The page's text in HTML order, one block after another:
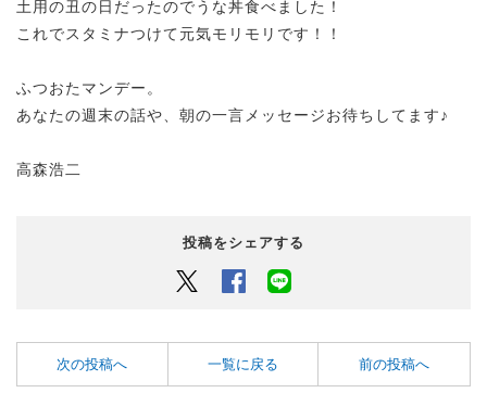
土用の丑の日だったのでうな丼食べました！
これでスタミナつけて元気モリモリです！！
ふつおたマンデー。
あなたの週末の話や、朝の一言メッセージお待ちしてます♪
高森浩二
投稿をシェアする
Twitter Facebook
次の投稿へ 一覧に戻る 前の投稿へ